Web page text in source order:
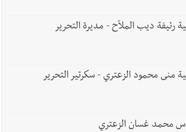
رئيفة ديب الملاّح - مديرة التحرير
منى محمود الزعتري - سكرتير التحرير
محمد غسان الزعتري